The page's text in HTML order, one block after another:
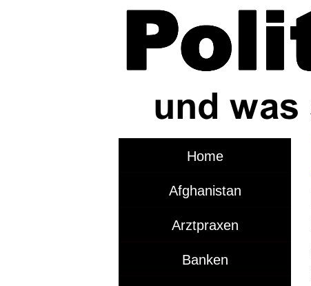
Home
Afghanistan
Arztpraxen
Banken